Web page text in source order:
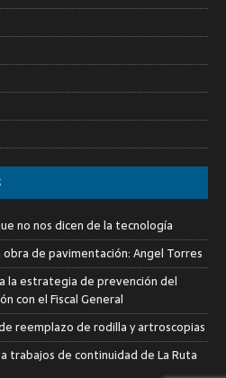
no nos dicen de la tecnología
de pavimentación: Angel Torres
la estrategia de prevención del
con el Fiscal General
reemplazo de rodilla y artroscopias
trabajos de continuidad de La Ruta